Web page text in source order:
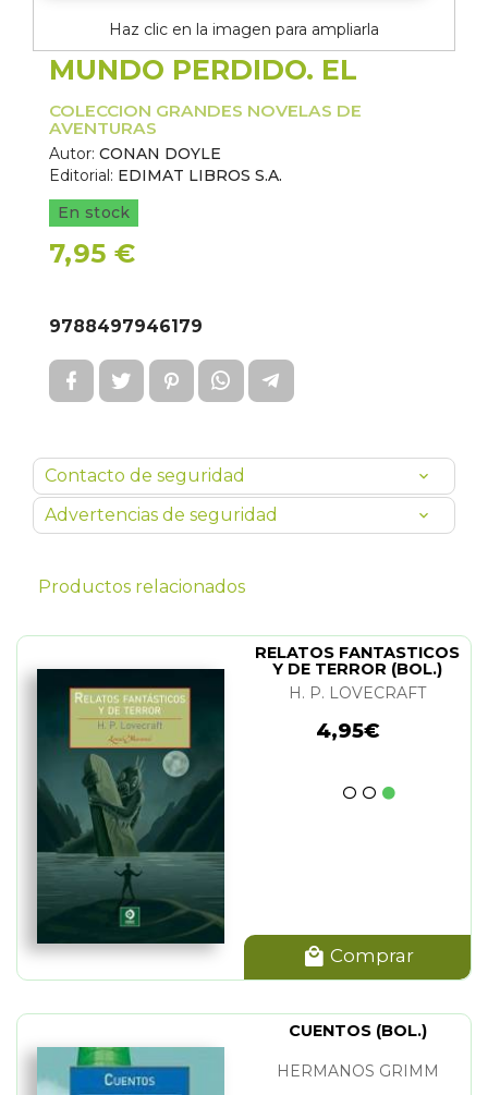
Haz clic en la imagen para ampliarla
MUNDO PERDIDO. EL
COLECCION GRANDES NOVELAS DE
AVENTURAS
Autor: CONAN DOYLE
Editorial: EDIMAT LIBROS S.A.
En stock
7,95 €
9788497946179
Contacto de seguridad
Advertencias de seguridad
Productos relacionados
RELATOS FANTASTICOS
Y DE TERROR (BOL.)
H. P. LOVECRAFT
4,95€
Comprar
CUENTOS (BOL.)
HERMANOS GRIMM